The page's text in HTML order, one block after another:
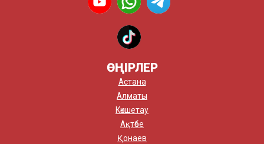
ӨҢІРЛЕР
Астана
Алматы
Көкшетау
Ақтөбе
Қонаев